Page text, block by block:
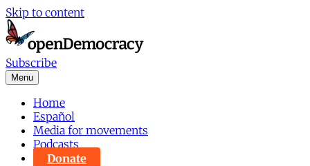
Skip to content
Subscribe
Menu
Home
Español
Media for movements
Podcasts
Donate